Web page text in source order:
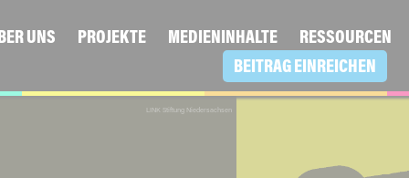
UNS PROJEKTE MEDIENINHALTE RESSOURCEN
BEITRAG EINREICHEN